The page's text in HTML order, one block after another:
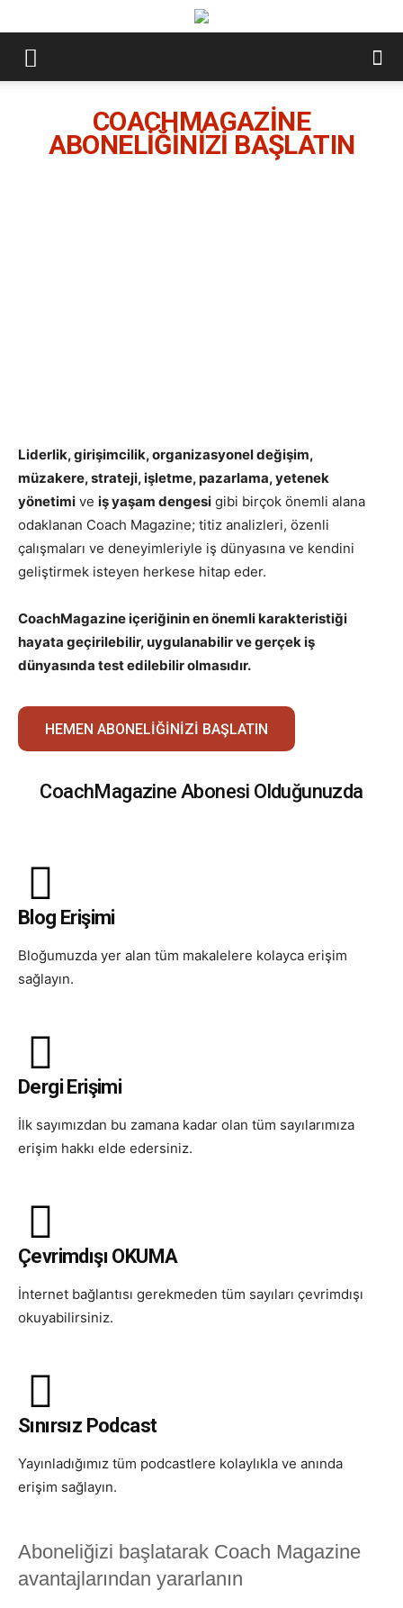
COACHMAGAZİNE
ABONELİĞİNİZİ BAŞLATIN
Liderlik, girişimcilik, organizasyonel değişim,
müzakere, strateji, işletme, pazarlama, yetenek
yönetimi ve iş yaşam dengesi gibi birçok önemli alana
odaklanan Coach Magazine; titiz analizleri, özenli
çalışmaları ve deneyimleriyle iş dünyasına ve kendini
geliştirmek isteyen herkese hitap eder.
CoachMagazine içeriğinin en önemli karakteristiği
hayata geçirilebilir, uygulanabilir ve gerçek iş
dünyasında test edilebilir olmasıdır.
HEMEN ABONELIĞINIZI BAŞLATIN
CoachMagazine Abonesi Olduğunuzda
Blog Erişimi
Bloğumuzda yer alan tüm makalelere kolayca erişim
sağlayın.
Dergi Erişimi
İlk sayımızdan bu zamana kadar olan tüm sayılarımıza
erişim hakkı elde edersiniz.
Çevrimdışı OKUMA
İnternet bağlantısı gerekmeden tüm sayıları çevrimdışı
okuyabilirsiniz.
Sınırsız Podcast
Yayınladığımız tüm podcastlere kolaylıkla ve anında
erişim sağlayın.
Aboneliğizi başlatarak Coach Magazine
avantajlarından yararlanın